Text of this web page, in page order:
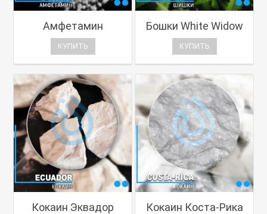
Амфетамин
КУПИТЬ
Бошки White Widow
КУПИТЬ
Кокаин Эквадор Кокаин Коста-Рика